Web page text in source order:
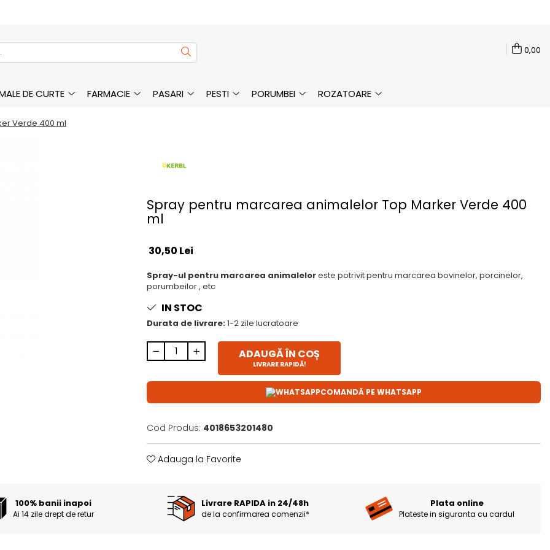
0,00
DE CURTE FARMACIE PASARI PESTI PORUMBEI ROZATOARE
Verde 400 ml
Spray pentru marcarea animalelor Top Marker Verde 400
ml
30,50 Lei
Spray-ul pentru marcarea animaleloreste potrivit pentru marcarea bovinelor, porcinelor,
porumbeilor , etc
IN STOC
Durata de livrare:1-2 zile lucratoare
ADAUGĂ ÎN COȘ
LIVRARE RAPIDĂ!
COMANDĂ PE WHATSAPP
Cod Produs: 4018653201480
Adauga la Favorite
100% banii inapoi
Ai 14 zile drept de retur
Livrare RAPIDA in 24/48h
de la confirmarea comenzii*
Plata online
Plateste in siguranta cu cardul